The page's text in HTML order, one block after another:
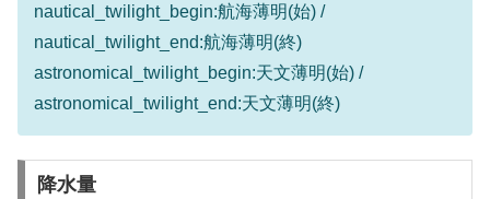
nautical_twilight_begin:航海薄明(始) /
nautical_twilight_end:航海薄明(終)
astronomical_twilight_begin:天文薄明(始) /
astronomical_twilight_end:天文薄明(終)
降水量